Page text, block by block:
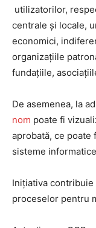
utilizatorilor,
centrale şi locale,
economici,
organizaţiile
fundaţiile,
De asemenea, la
nom poate fi
aprobată, ce poate
sisteme
Inițiativa
proceselor pentru